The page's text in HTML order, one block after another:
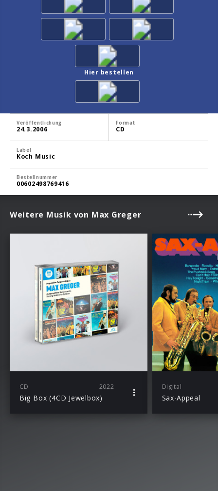
Hier bestellen
Veröffentlichung
24.3.2006
Format
CD
Label
Koch Music
Bestellnummer
00602498769416
Weitere Musik von Max Greger
CD 2022
Big Box (4CD Jewelbox)
Digital
Sax-Appeal